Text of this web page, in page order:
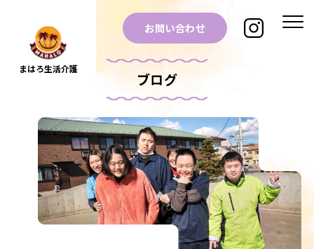
まはろ生活介護
お問い合わせ
ブログ